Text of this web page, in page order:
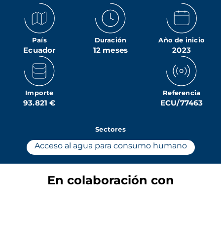
País
Ecuador
Duración
12 meses
Año de inicio
2023
Importe
93.821 €
Referencia
ECU/77463
Sectores
Acceso al agua para consumo humano
En colaboración con